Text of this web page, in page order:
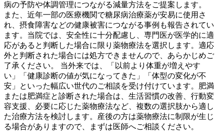
病の予防や体調管理につながる減量方法をご提案します。
また、近年一部の医療機関で糖尿病治療薬が安易に使用さ
れ、摂食障害などの健康被害につながる事例も報告されてい
ます。当院では、安全性に十分配慮し、専門医が医学的に適
応があると判断した場合に限り薬物療法を選択します。適応
外と判断された場合には処方できませんので、あらかじめご
了承ください。 当外来では、「以前より体重が増えやす
い」「健康診断の値が気になってきた」「体型の変化が不
安」といった幅広い世代のご相談を受け付けています。肥満
または肥満症と診断された場合は、生活習慣の改善、行動変
容支援、必要に応じた薬物療法など、複数の選択肢から適し
た治療方法を検討します。産後の方は薬物療法に制限が生じ
る場合がありますので、まずは医師へご相談ください。